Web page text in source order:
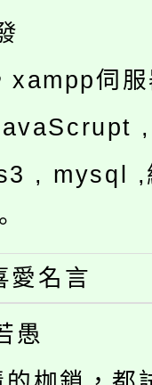
xampp伺
, mysql ,
愛名言
愚